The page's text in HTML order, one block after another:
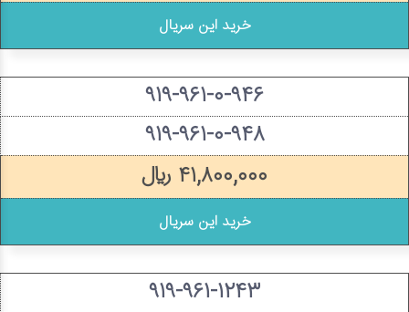
خرید این سریال
۹۱۹-۹۶۱-۰-۹۴۶
۹۱۹-۹۶۱-۰-۹۴۸
۴۱,۸۰۰,۰۰۰ ریال
خرید این سریال
۹۱۹-۹۶۱-۱۲۴۳